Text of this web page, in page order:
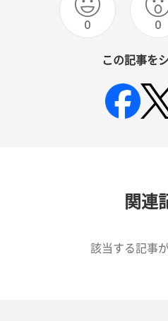
0 0
この記事を
関連
該当する記事